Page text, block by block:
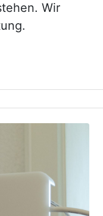
Wir